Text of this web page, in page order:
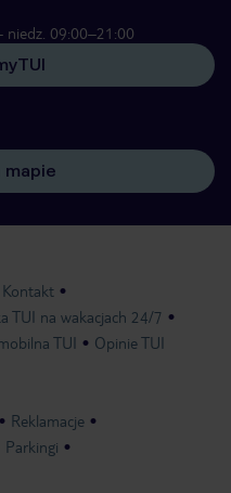
niedz. 09:00–21:00
mapie
Kontakt
TUI na wakacjach 24/7
TUI Opinie TUI
Reklamacje
Parkingi